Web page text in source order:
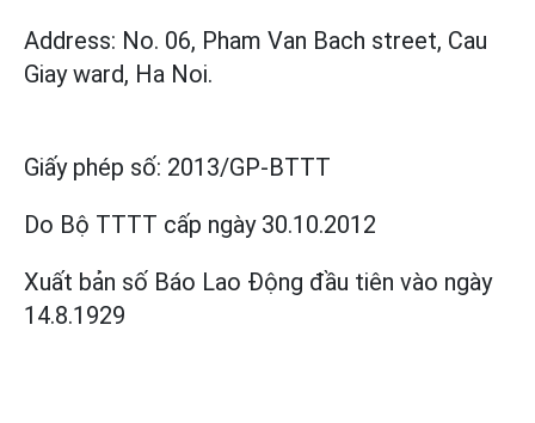
Address: No. 06, Pham Van Bach street, Cau
Giay ward, Ha Noi.
Giấy phép số: 2013/GP-BTTT
Do Bộ TTTT cấp ngày 30.10.2012
Xuất bản số Báo Lao Động đầu tiên vào ngày
14.8.1929